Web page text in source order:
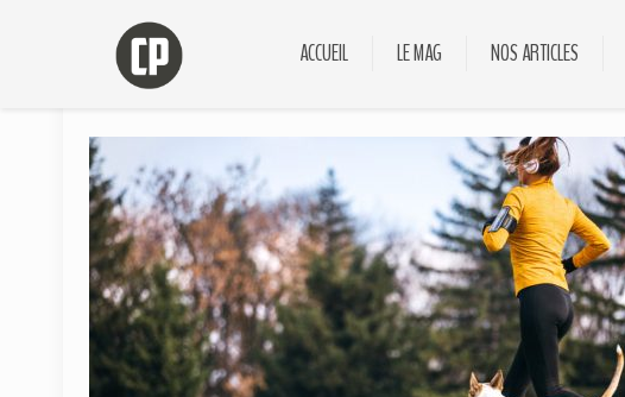
ACCUEIL LE MAG NOS ARTICLES